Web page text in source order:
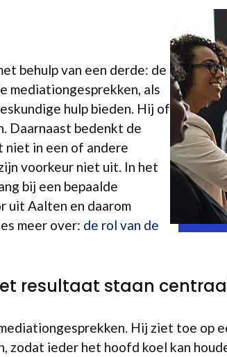
behulp van een derde: de
mediationgesprekken, als
hulp bieden. Hij of
Daarnaast bedenkt de
in een of andere
voorkeur niet uit. In het
bij een bepaalde
uit Aalten en daarom
meer over: de rol van de
resultaat staan
Hij ziet toe op
zodat ieder het hoofd koel kan